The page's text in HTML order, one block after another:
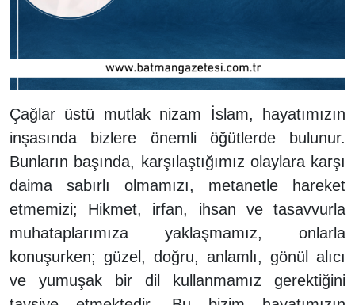
Çağlar üstü mutlak nizam İslam, hayatımızın
inşasında bizlere önemli öğütlerde bulunur.
Bunların başında, karşılaştığımız olaylara karşı
daima sabırlı olmamızı, metanetle hareket
etmemizi; Hikmet, irfan, ihsan ve tasavvurla
muhataplarımıza yaklaşmamız, onlarla
konuşurken; güzel, doğru, anlamlı, gönül alıcı
ve yumuşak bir dil kullanmamız gerektiğini